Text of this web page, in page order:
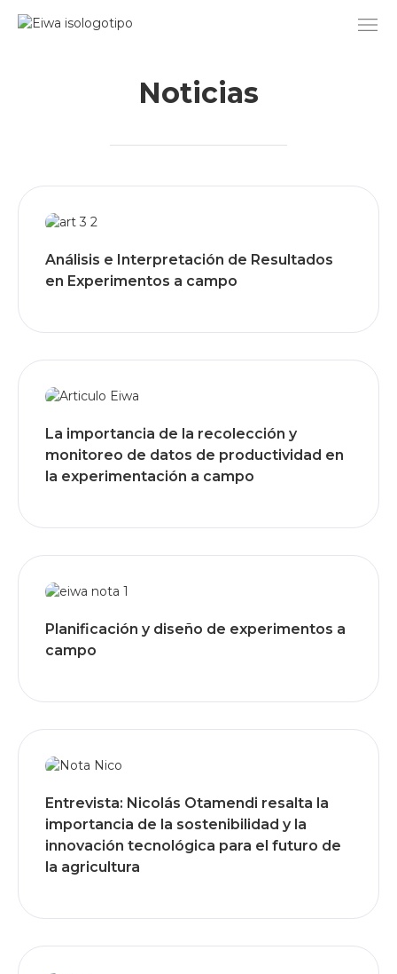
Noticias
Análisis e Interpretación de Resultados
en Experimentos a campo
La importancia de la recolección y
monitoreo de datos de productividad en
la experimentación a campo
Planificación y diseño de experimentos a
campo
Entrevista: Nicolás Otamendi resalta la
importancia de la sostenibilidad y la
innovación tecnológica para el futuro de
la agricultura